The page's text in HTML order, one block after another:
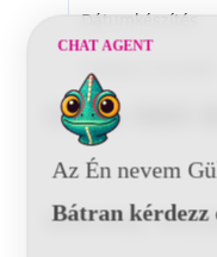
Dátumkészítés
Utoljára frissített
Skoda 9885
Vélemény,
CHAT AGENT
Az Én nevem
Bátran kérdezz